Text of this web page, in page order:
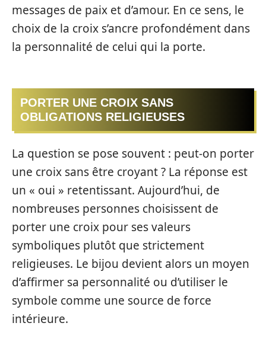
messages de paix et d’amour. En ce sens, le
choix de la croix s’ancre profondément dans
la personnalité de celui qui la porte.
PORTER UNE CROIX SANS
OBLIGATIONS RELIGIEUSES
La question se pose souvent : peut-on porter
une croix sans être croyant ? La réponse est
un « oui » retentissant. Aujourd’hui, de
nombreuses personnes choisissent de
porter une croix pour ses valeurs
symboliques plutôt que strictement
religieuses. Le bijou devient alors un moyen
d’affirmer sa personnalité ou d’utiliser le
symbole comme une source de force
intérieure.